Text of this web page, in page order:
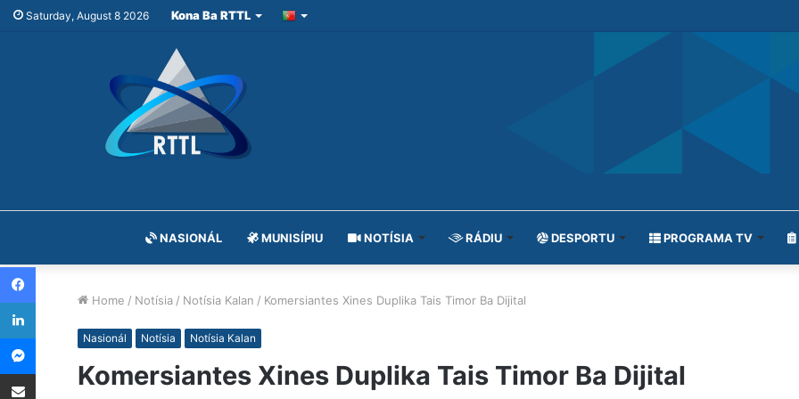
Saturday, August 8 2026 Kona Ba RTTL
NASIONÁL MUNISÍPIU NOTÍSIA RÁDIU DESPORTU PROGRAMA TV
Home / Notísia / Notísia Kalan / Komersiantes Xines Duplika Tais Timor Ba Dijital
Nasionál Notísia Notísia Kalan
Komersiantes Xines Duplika Tais Timor Ba Dijital
Facebook
LinkedIn
Messenger